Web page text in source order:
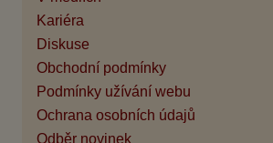
Kariéra
Diskuse
Obchodní podmínky
Podmínky užívání webu
Ochrana osobních údajů
Odběr novinek